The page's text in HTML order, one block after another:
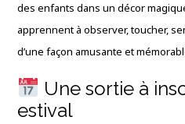
des enfants dans un décor
apprennent à observer, toucher,
d’une façon amusante et
Une sortie à
estival